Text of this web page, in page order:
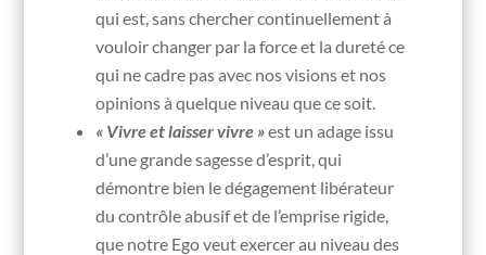
qui est, sans chercher continuellement à
vouloir changer par la force et la dureté ce
qui ne cadre pas avec nos visions et nos
opinions à quelque niveau que ce soit.
« Vivre et laisser vivre »est un adage issu
d’une grande sagesse d’esprit, qui
démontre bien le dégagement libérateur
du contrôle abusif et de l’emprise rigide,
que notre Ego veut exercer au niveau des